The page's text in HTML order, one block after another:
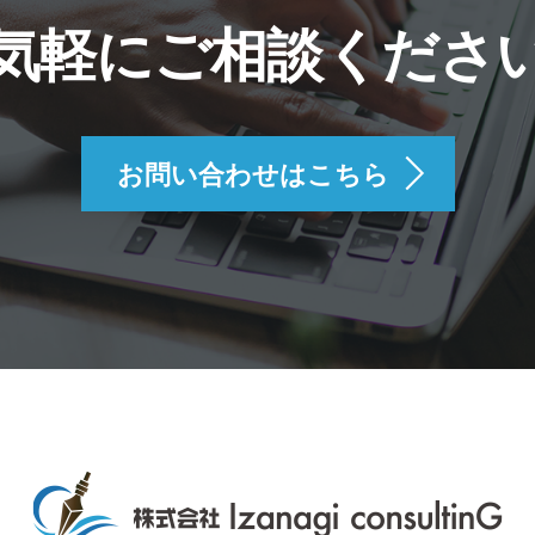
軽にご相談くださ
お問い合わせはこちら